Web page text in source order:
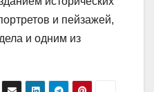
и пейзажей,
и одним из